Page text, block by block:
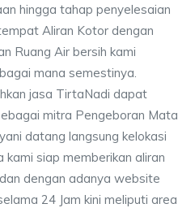
hingga tahap penyelesaian
Aliran Kotor dengan
Ruang Air bersih kami
mana semestinya.
jasa TirtaNadi dapat
mitra Pengeboran Mata
datang langsung kelokasi
siap memberikan aliran
dengan adanya website
24 Jam kini meliputi area